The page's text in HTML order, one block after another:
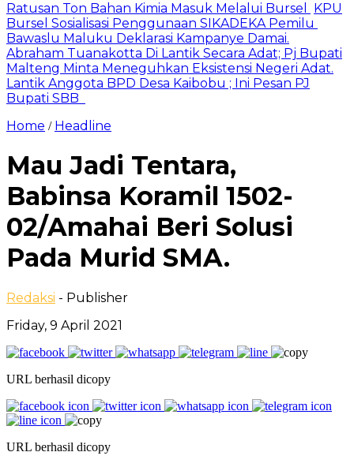
Ratusan Ton Bahan Kimia Masuk Melalui Bursel
KPU
Bursel Sosialisasi Penggunaan SIKADEKA Pemilu
Bawaslu Maluku Deklarasi Kampanye Damai.
Abraham Tuanakotta Di Lantik Secara Adat; Pj Bupati
Malteng Minta Meneguhkan Eksistensi Negeri Adat.
Lantik Anggota BPD Desa Kaibobu ; Ini Pesan PJ
Bupati SBB
Home / Headline
Mau Jadi Tentara,
Babinsa Koramil 1502-
02/Amahai Beri Solusi
Pada Murid SMA.
Redaksi - Publisher
Friday, 9 April 2021
URL berhasil dicopy
URL berhasil dicopy